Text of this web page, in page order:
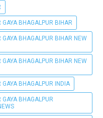
BHAGALPUR BIHAR
BHAGALPUR BIHAR NEW
BHAGALPUR BIHAR NEW
BHAGALPUR INDIA
BHAGALPUR